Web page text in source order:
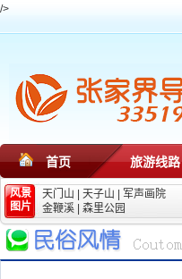
/>
首页 旅游线路
风景
图片
天门山 天子山
军声画院
金鞭溪
森里公园